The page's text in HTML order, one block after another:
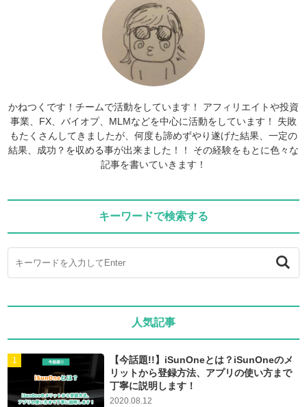
かねつくです！チームで活動をしています！ アフィリエイトや投資
事業、FX、バイオプ、MLMなどを中心に活動をしています！ 失敗
もたくさんしてきましたが、何度も諦めずやり遂げた結果、一定の
結果、成功？を収める事が出来ました！！ その経験をもとに色々な
記事を書いていきます！
キーワードで検索する
人気記事
【今話題!!】iSunOneとは？iSunOneのメ
リットから登録方法、アプリの使い方まで
丁寧に説明します！
2020.08.12